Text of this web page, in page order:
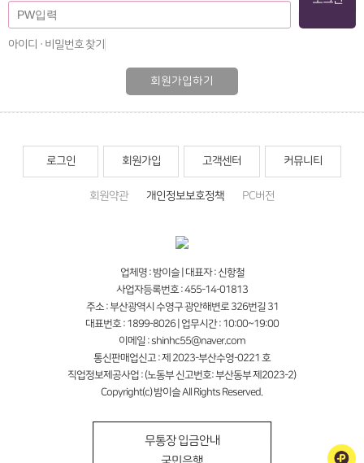
아이디 · 비밀번호 찾기
회원가입하기
로그인 회원가입 고객센터 커뮤니티
회원약관 개인정보보호정책 PC버전
업체명 : 밤이슬 | 대표자 : 신항철
사업자등록번호 : 455-14-01813
주소 : 부산광역시 수영구 광안해변로 326번길 31
대표번호 : 1899-8026 | 업무시간 : 10:00~19:00
이메일 : shinhc55@naver.com
통신판매업신고 : 제 2023-부산수영-0221 호
직업정보제공사업 : (노동부 신고번호: 부산동부 제2023-2)
Copyright(c) 밤이슬 All Rights Reserved.
무통장 입금안내